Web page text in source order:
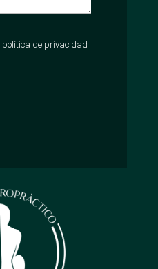
política de privacidad